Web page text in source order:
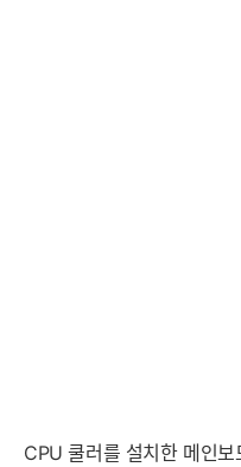
CPU 쿨러를 설치한 메인